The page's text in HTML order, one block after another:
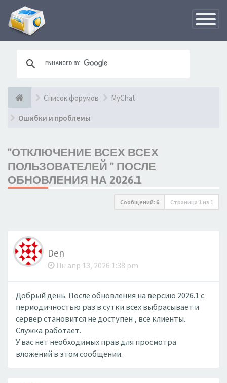
Список форумов MyChat
Ошибки и проблемы
"ОТКЛЮЧЕНИЕ ВСЕХ ВСЕХ
ПОЛЬЗОВАТЕЛЕЙ " ПОСЛЕ
ОБНОВЛЕНИЯ НА 2026.1
Сообщений: 6 Страница 1 из 1
Den
Пн апр 13, 2026 1:38 pm
Добрый день. После обновления на версию 2026.1 с
периодичностью раз в сутки всех выбрасывает и
сервер становится не доступен , все клиенты.
Служка работает.
У вас нет необходимых прав для просмотра
вложений в этом сообщении.